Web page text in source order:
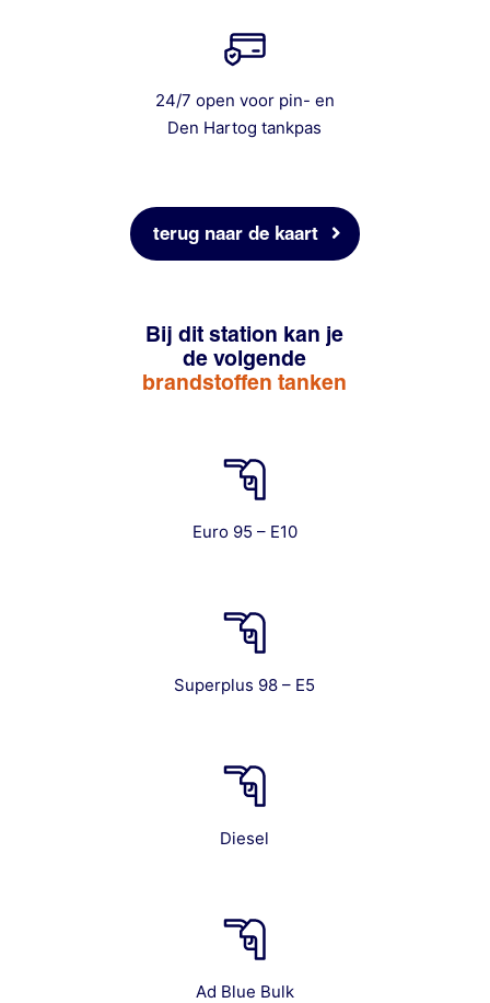
24/7 open voor pin- en
Den Hartog tankpas
terug naar de kaart
Bij dit station kan je
de volgende
brandstoffen tanken
Euro 95 – E10
Superplus 98 – E5
Diesel
Ad Blue Bulk